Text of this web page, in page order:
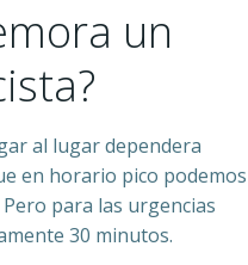
un
al lugar dependera
en horario pico podemos
para las urgencias
30 minutos.